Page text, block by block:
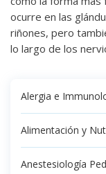
ocurre en las
riñones, pero
lo largo de los
Alergia e
Alimentación y
Anestesiología